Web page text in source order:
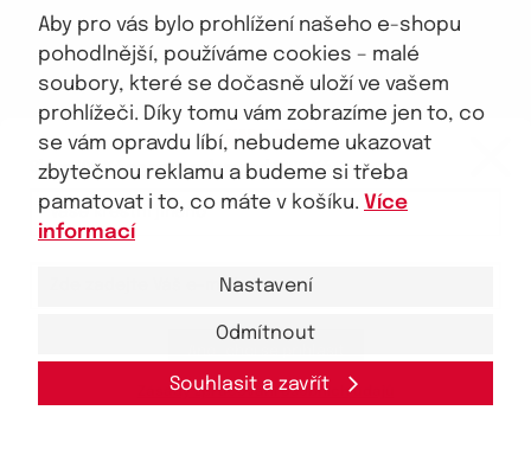
Aby pro vás bylo prohlížení našeho e-shopu
pohodlnější, používáme cookies – malé
soubory, které se dočasně uloží ve vašem
prohlížeči. Díky tomu vám zobrazíme jen to, co
se vám opravdu líbí, nebudeme ukazovat
zbytečnou reklamu a budeme si třeba
pamatovat i to, co máte v košíku. Více
informací
Nastavení
Odmítnout
Souhlasit a zavřít
Obchodní podmínky
Průvodce spokojené ženy
Staňte se naším fanouškem
Jsme důvěryhodný obchod
Obchodní podmínky GDPR Mapa stránek
eKAPO KLUB
Sleva 100 Kč na první nákupnad 1000 Kč
Zásady zpracováníosobníchúdajů